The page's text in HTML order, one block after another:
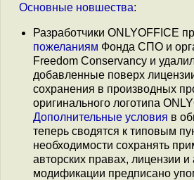
Основные новшества:
Разработчики ONLYOFFICE
пожеланиям Фонда СПО и
Freedom Conservancy и
добавленные поверх
сохранения в производных
оригинального логотипа
Дополнительные условия в
теперь сводятся к типовым
необходимости сохранять
авторских правах, лицензии
модификации предписано